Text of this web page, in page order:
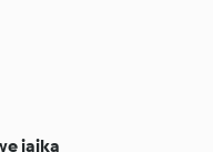
jajka